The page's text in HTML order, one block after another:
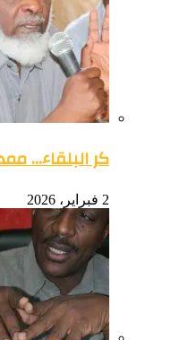
كر البلقاء…
2 فبراير، 2026